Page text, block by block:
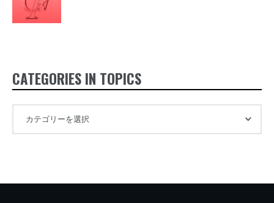
CATEGORIES IN TOPICS